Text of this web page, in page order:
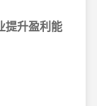
提升盈利能